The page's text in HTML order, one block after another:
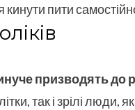
пити
призводять до
так і зрілі люди,